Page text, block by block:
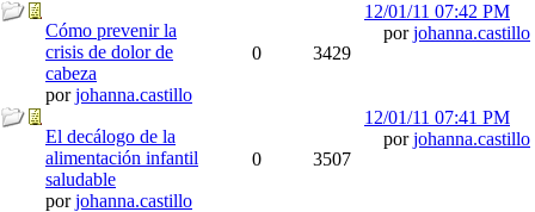
Cómo prevenir la
crisis de dolor de
cabeza
porjohanna.castillo
0 3429
12/01/11 07:42 PM
porjohanna.castillo
El decálogo de la
alimentación infantil
saludable
porjohanna.castillo
0 3507
12/01/11 07:41 PM
porjohanna.castillo